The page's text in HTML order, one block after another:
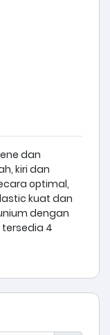
dan
kiri dan
optimal,
kuat dan
dengan
tersedia 4